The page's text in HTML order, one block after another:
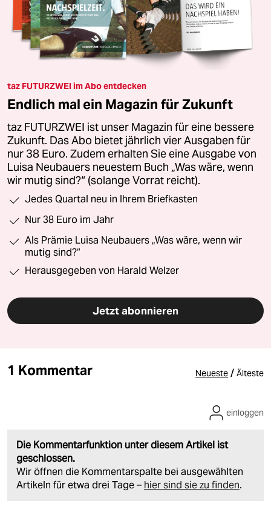
taz FUTURZWEI im Abo entdecken
Endlich mal ein Magazin für Zukunft
taz FUTURZWEI ist unser Magazin für eine bessere
Zukunft. Das Abo bietet jährlich vier Ausgaben für
nur 38 Euro. Zudem erhalten Sie eine Ausgabe von
Luisa Neubauers neuestem Buch „Was wäre, wenn
wir mutig sind?“ (solange Vorrat reicht).
Jedes Quartal neu in Ihrem Briefkasten
Nur 38 Euro im Jahr
Als Prämie Luisa Neubauers „Was wäre, wenn wir
mutig sind?“
Herausgegeben von Harald Welzer
Jetzt abonnieren
1 Kommentar Neueste / Älteste
Die Kommentarfunktion unter diesem Artikel ist
geschlossen.
Wir öffnen die Kommentarspalte bei ausgewählten
Artikeln für etwa drei Tage – hier sind sie zu finden.
einloggen